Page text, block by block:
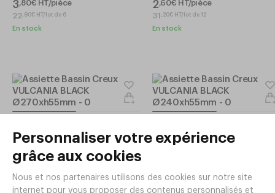
3,80€ HT/pièce
22, 80€ HT/lot de 6
En stock
2,60€ HT/pièce
31, 20€ HT/lot de 12
En stock
BLACK Ø270xh55mm
Réf. TY53
18 ,40 € HT/pièce
110
En stock
BLACK Ø240xh55mm
Réf. TY54
En stock